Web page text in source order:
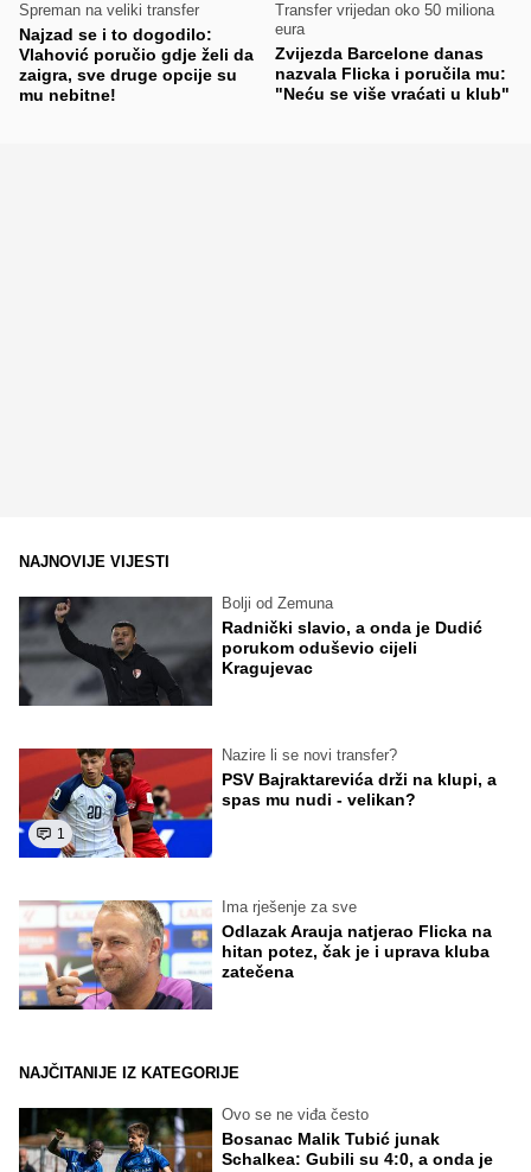
Spreman na veliki transfer
Najzad se i to dogodilo:
Vlahović poručio gdje želi da
zaigra, sve druge opcije su
mu nebitne!
Transfer vrijedan oko 50 miliona
eura
Zvijezda Barcelone danas
nazvala Flicka i poručila mu:
"Neću se više vraćati u klub"
NAJNOVIJE VIJESTI
Bolji od Zemuna
Radnički slavio, a onda je Dudić
porukom oduševio cijeli
Kragujevac
1
Nazire li se novi transfer?
PSV Bajraktarevića drži na klupi, a
spas mu nudi - velikan?
Ima rješenje za sve
Odlazak Arauja natjerao Flicka na
hitan potez, čak je i uprava kluba
zatečena
NAJČITANIJE IZ KATEGORIJE
Ovo se ne viđa često
Bosanac Malik Tubić junak
Schalkea: Gubili su 4:0, a onda je